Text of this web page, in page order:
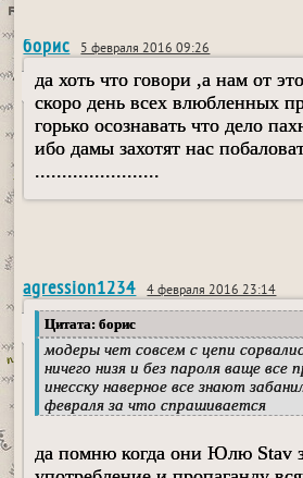
борис 5 февраля 2016 09:26
да хоть что говори ,а нам от
скоро день всех влюбленных
горько осознавать что дело
ибо дамы захотят нас
.......................
agression1234 4 февраля 2016 23:14
Цитата: борис
модеры чет совсем с цепи
ничего низя и без пароля ваще все
инесску наверное все знают
февраля за что спрашивается
да помню когда они Юлю Stav